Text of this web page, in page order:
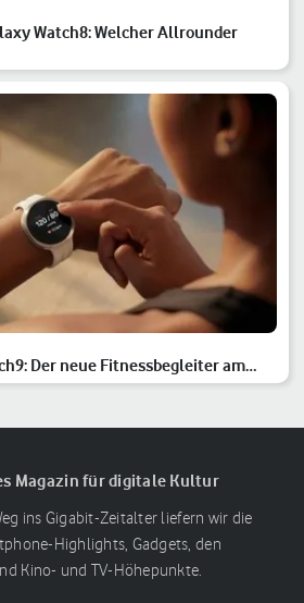
Watch8: Welcher Allrounder
Der neue Fitnessbegleiter am
Magazin für digitale Kultur
ins Gigabit-Zeitalter liefern wir die
Highlights, Gadgets, den
Kino- und TV-Höhepunkte.